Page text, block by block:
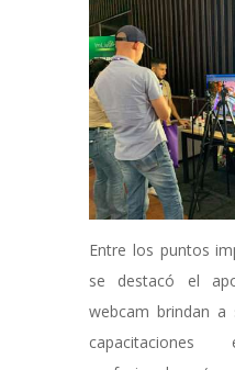
Entre los puntos
se destacó el
webcam brindan a